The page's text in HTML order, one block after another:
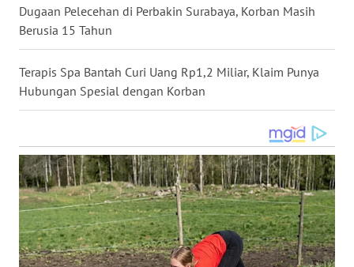
Dugaan Pelecehan di Perbakin Surabaya, Korban Masih
Berusia 15 Tahun
Terapis Spa Bantah Curi Uang Rp1,2 Miliar, Klaim Punya
Hubungan Spesial dengan Korban
NIAS
WN
LANGKAT
WN
WN
TANJUNG
LESUNG
WN